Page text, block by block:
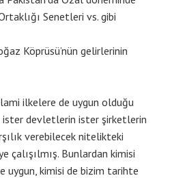
Senetleri vs. gibi
Köprüsü’nün gelirlerinin
ilkelere de uygun olduğu
ister devletlerin ister şirketlerin
verebilecek nitelikteki
çalışılmış. Bunlardan kimisi
uygun, kimisi de bizim tarihte